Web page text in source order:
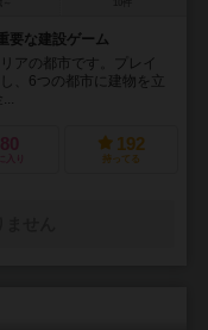
要な建設ゲーム
アの都市です。プレイ
、6つの都市に建物を立
80
入り
192
持ってる